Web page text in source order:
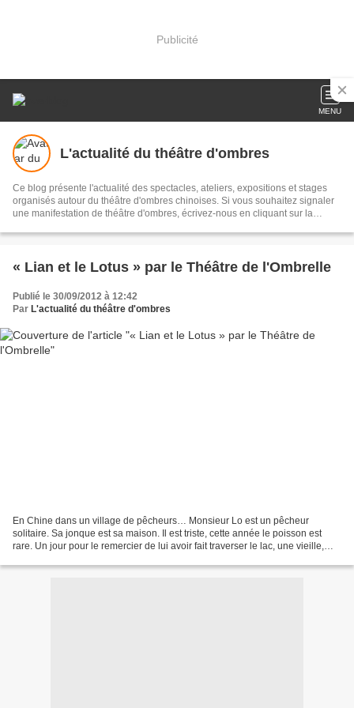
Publicité
MENU
L'actualité du théâtre d'ombres
Ce blog présente l'actualité des spectacles, ateliers, expositions et stages
organisés autour du théâtre d'ombres chinoises. Si vous souhaitez signaler
une manifestation de théâtre d'ombres, écrivez-nous en cliquant sur la
« Lian et le Lotus » par le Théâtre de l'Ombrelle
Publié le 30/09/2012 à 12:42
Par L'actualité du théâtre d'ombres
En Chine dans un village de pêcheurs… Monsieur Lo est un pêcheur
solitaire. Sa jonque est sa maison. Il est triste, cette année le poisson est
rare. Un jour pour le remercier de lui avoir fait traverser le lac, une vieille,